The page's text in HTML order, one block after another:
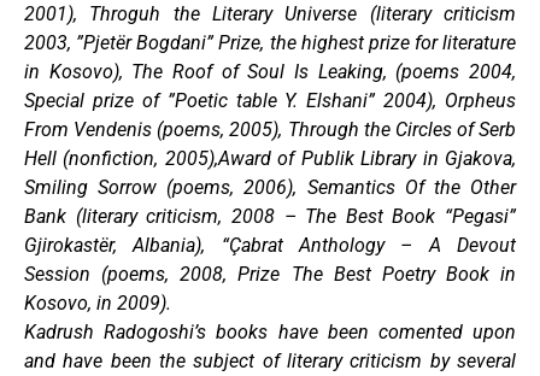
2001), Throguh the Literary Universe (literary criticism
2003, ”Pjetër Bogdani” Prize, the highest prize for literature
in Kosovo), The Roof of Soul Is Leaking, (poems 2004,
Special prize of ”Poetic table Y. Elshani” 2004), Orpheus
From Vendenis (poems, 2005), Through the Circles of Serb
Hell (nonfiction, 2005),Award of Publik Library in Gjakova,
Smiling Sorrow (poems, 2006), Semantics Of the Other
Bank (literary criticism, 2008 – The Best Book “Pegasi”
Gjirokastër, Albania), “Çabrat Anthology – A Devout
Session (poems, 2008, Prize The Best Poetry Book in
Kosovo, in 2009).
Kadrush Radogoshi’s books have been comented upon
and have been the subject of literary criticism by several